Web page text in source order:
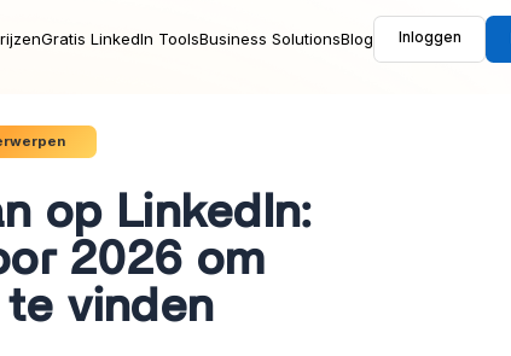
Gratis LinkedIn ToolsBusiness SolutionsBlog Inloggen
op LinkedIn:
2026 om
vinden